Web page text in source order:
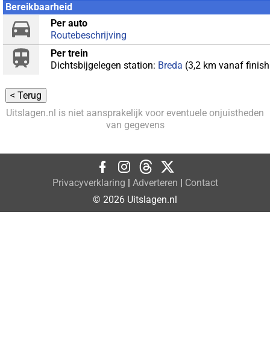
Bereikbaarheid
Per auto
Routebeschrijving
Per trein
Dichtsbijgelegen station: Breda (3,2 km vanaf
Uitslagen.nl is niet aansprakelijk voor eventuele onjuistheden
van gegevens
Privacyverklaring | Adverteren | Contact
© 2026 Uitslagen.nl